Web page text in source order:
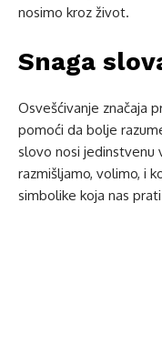
nosimo kroz život.
Snaga
Osvešćivanje značaja
pomoći da bolje
slovo nosi jedinstvenu
razmišljamo, volimo, i
simbolike koja nas